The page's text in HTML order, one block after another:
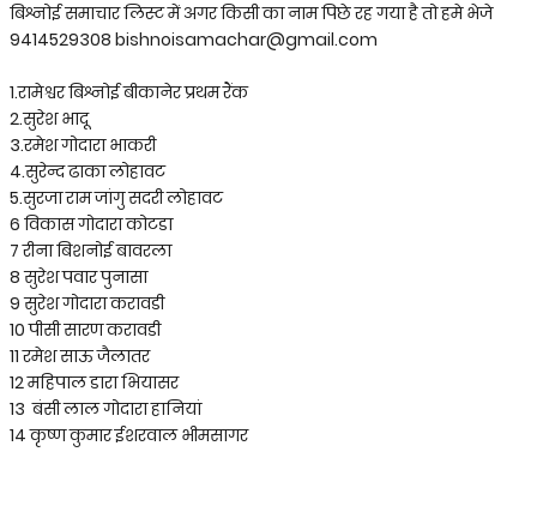
बिश्नोई समाचार लिस्ट में अगर किसी का नाम पिछे रह गया है तो हमे भेजे
9414529308 bishnoisamachar@gmail.com
1.रामेश्वर बिश्नोई बीकानेर प्रथम रैंक
2.सुरेश भादू
3.रमेश गोदारा भाकरी
4.सुरेन्द ढाका लोहावट
5.सुरजा राम जांगु सदरी लोहावट
6 विकास गोदारा कोटडा
7 रीना बिशनोई बावरला
8 सुरेश पवार पुनासा
9 सुरेश गोदारा करावडी
10 पीसी सारण करावडी
11 रमेश साऊ जैलातर
12 महिपाल डारा भियासर
13 बंसी लाल गोदारा हानियां
14 कृष्ण कुमार ईशरवाल भीमसागर